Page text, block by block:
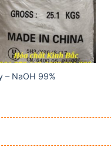
– NaOH 99%